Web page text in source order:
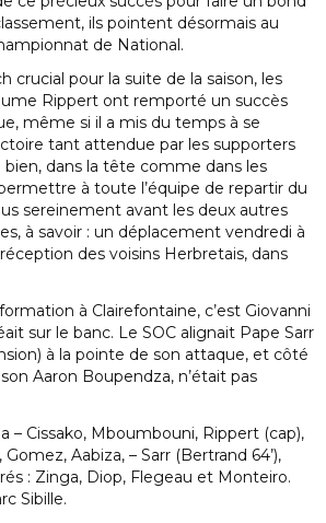
ils pointent désormais au
de National.
crucial pour la suite de la saison, les
Rippert ont remporté un succès
même si il a mis du temps à se
tant attendue par les supporters
bien, dans la tête comme dans les
à toute l’équipe de repartir du
sereinement avant les deux autres
à savoir : un déplacement vendredi à
des voisins Herbretais, dans
à Clairefontaine, c’est Giovanni
sur le banc. Le SOC alignait Pape Sarr
à la pointe de son attaque, et côté
Aaron Boupendza, n’était pas
– Cissako, Mboumbouni, Rippert (cap),
Aabiza, – Sarr (Bertrand 64’),
: Zinga, Diop, Flegeau et Monteiro.
Sibille.